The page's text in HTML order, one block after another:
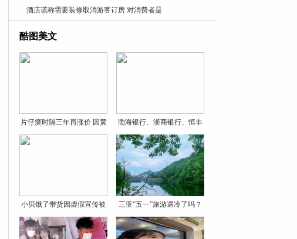
酒店谎称需要装修取消游客订房 对消费者是
酷图美文
片仔癀时隔三年再涨价 因黄
渤海银行、浙商银行、恒丰
银
小贝饿了带货因虚假宣传被
罚
三亚“五一”旅游遇冷了吗？